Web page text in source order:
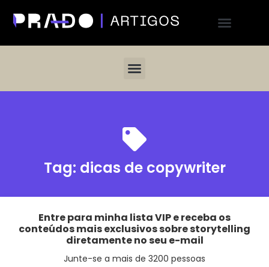
Tag: dicas de copywriter
Entre para minha lista VIP e receba os
conteúdos mais exclusivos sobre storytelling
diretamente no seu e-mail
Junte-se a mais de 3200 pessoas